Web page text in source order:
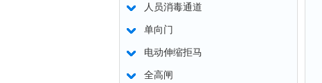
人员消毒通道
单向门
电动伸缩拒马
全高闸